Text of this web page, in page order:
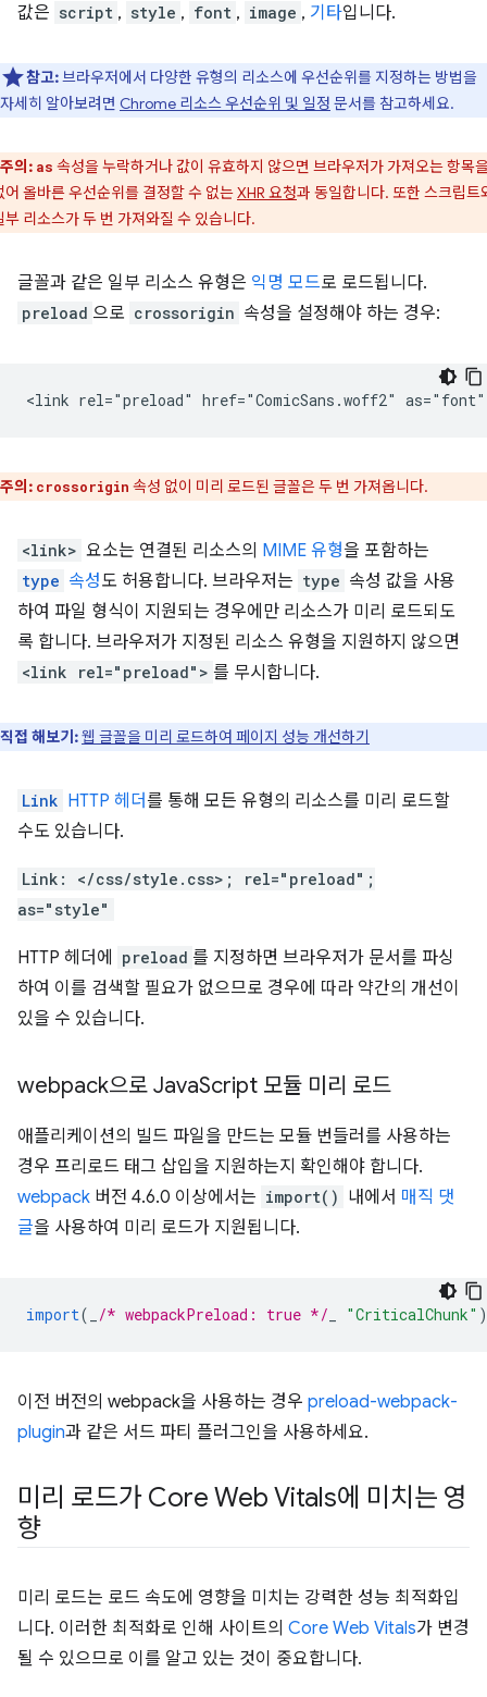
값은 script , style , font , image , 기타입니다.
참고:브라우저에서 다양한 유형의 리소스에 우선순위를 지정하는 방법을
자세히 알아보려면 Chrome 리소스 우선순위 및 일정 문서를 참고하세요.
주의: as 속성을 누락하거나 값이 유효하지 않으면 브라우저가 가져오는 항목
어 올바른 우선순위를 결정할 수 없는XHR 요청과 동일합니다. 또한 스크립트
부 리소스가 두 번 가져와질 수 있습니다.
글꼴과 같은 일부 리소스 유형은 익명 모드로 로드됩니다.
preload 으로 crossorigin 속성을 설정해야 하는 경우:
주의: crossorigin 속성 없이 미리 로드된 글꼴은 두 번 가져옵니다.
<link> 요소는 연결된 리소스의 MIME 유형을 포함하는
type 속성도 허용합니다. 브라우저는 type 속성 값을 사용
하여 파일 형식이 지원되는 경우에만 리소스가 미리 로드되도
록 합니다. 브라우저가 지정된 리소스 유형을 지원하지 않으면
<link rel="preload"> 를 무시합니다.
직접 해보기:웹 글꼴을 미리 로드하여 페이지 성능 개선하기
Link HTTP 헤더를 통해 모든 유형의 리소스를 미리 로드할
수도 있습니다.
Link: </css/style.css>; rel="preload";
as="style"
HTTP 헤더에 preload 를 지정하면 브라우저가 문서를 파싱
하여 이를 검색할 필요가 없으므로 경우에 따라 약간의 개선이
있을 수 있습니다.
webpack으로 JavaScript 모듈 미리 로드
애플리케이션의 빌드 파일을 만드는 모듈 번들러를 사용하는
경우 프리로드 태그 삽입을 지원하는지 확인해야 합니다.
webpack 버전 4.6.0 이상에서는 import() 내에서 매직 댓
글을 사용하여 미리 로드가 지원됩니다.
import( /* webpackPreload: true */ "CriticalChunk" )
이전 버전의 webpack을 사용하는 경우 preload-webpack-
plugin과 같은 서드 파티 플러그인을 사용하세요.
미리 로드가 Core Web Vitals에 미치는 영
향
미리 로드는 로드 속도에 영향을 미치는 강력한 성능 최적화입
니다. 이러한 최적화로 인해 사이트의 Core Web Vitals가 변경
될 수 있으므로 이를 알고 있는 것이 중요합니다.